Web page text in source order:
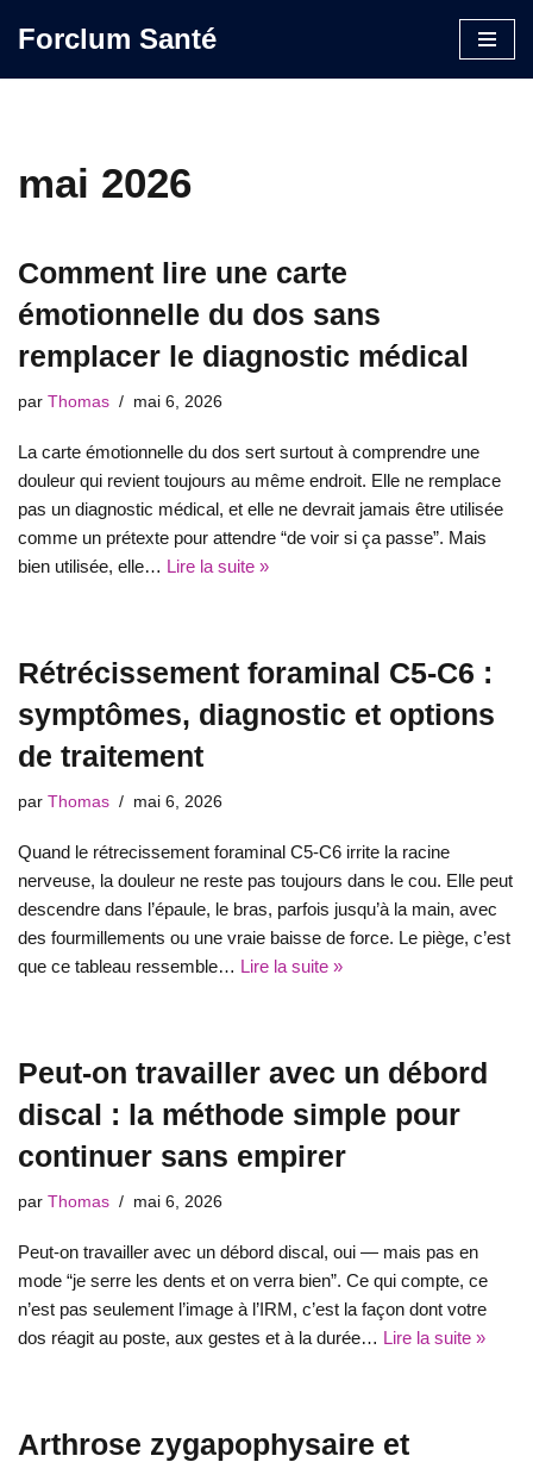
Forclum Santé
mai 2026
Comment lire une carte
émotionnelle du dos sans
remplacer le diagnostic médical
par Thomas mai 6, 2026
La carte émotionnelle du dos sert surtout à comprendre une
douleur qui revient toujours au même endroit. Elle ne remplace
pas un diagnostic médical, et elle ne devrait jamais être utilisée
comme un prétexte pour attendre “de voir si ça passe”. Mais
bien utilisée, elle… Lire la suite »
Rétrécissement foraminal C5-C6 :
symptômes, diagnostic et options
de traitement
par Thomas mai 6, 2026
Quand le rétrecissement foraminal C5-C6 irrite la racine
nerveuse, la douleur ne reste pas toujours dans le cou. Elle peut
descendre dans l’épaule, le bras, parfois jusqu’à la main, avec
des fourmillements ou une vraie baisse de force. Le piège, c’est
que ce tableau ressemble… Lire la suite »
Peut-on travailler avec un débord
discal : la méthode simple pour
continuer sans empirer
par Thomas mai 6, 2026
Peut-on travailler avec un débord discal, oui — mais pas en
mode “je serre les dents et on verra bien”. Ce qui compte, ce
n’est pas seulement l’image à l’IRM, c’est la façon dont votre
dos réagit au poste, aux gestes et à la durée… Lire la suite »
Arthrose zygapophysaire et